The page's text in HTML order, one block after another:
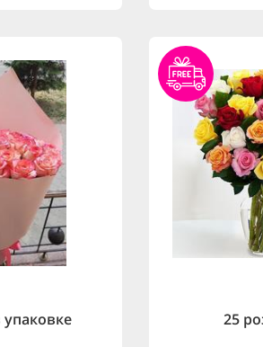
упаковке 25